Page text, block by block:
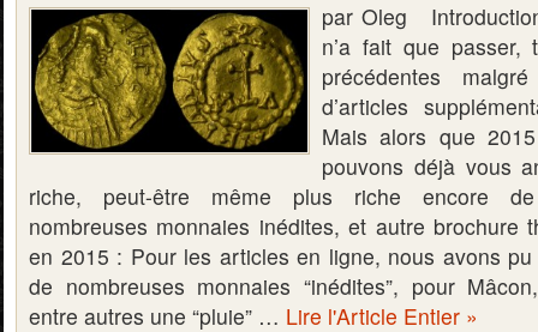
par Oleg
n’a fait que
précédentes
d’articles
Mais alors que
pouvons déjà vous
riche, peut-être même plus riche encore
nombreuses monnaies inédites, et autre
en 2015 : Pour les articles en ligne, nous avons
de nombreuses monnaies “inédites”, pour
entre autres une “pluie” … Lire l'Article Entier »